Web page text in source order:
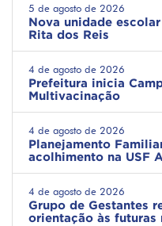
5 de agosto de 2026
Nova unidade
Rita dos Reis
4 de agosto de 2026
Prefeitura inicia
Multivacinação
4 de agosto de 2026
Planejamento
acolhimento na USF
4 de agosto de 2026
Grupo de Gestantes
orientação às futuras